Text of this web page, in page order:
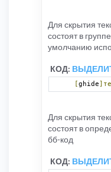
Для скрытия
состоят в
умолчанию
КОД:
[ghide
Для скрытия
состоят в
бб-код
КОД: